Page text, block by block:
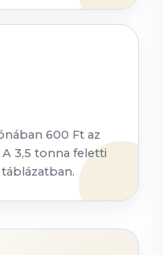
600 Ft az
3,5 tonna feletti